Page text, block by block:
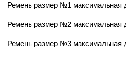
Ремень размер №1 максимальная
Ремень размер №2 максимальная
Ремень размер №3 максимальная